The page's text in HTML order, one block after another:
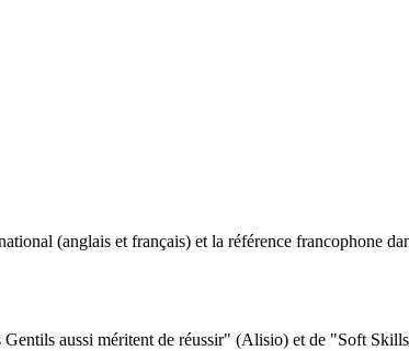
(anglais et français) et la référence francophone
aussi méritent de réussir" (Alisio) et de "Soft